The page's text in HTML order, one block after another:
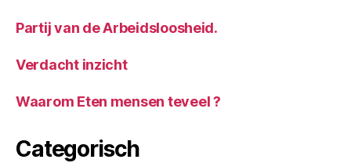
Partij van de Arbeidsloosheid.
Verdacht inzicht
Waarom Eten mensen teveel ?
Categorisch